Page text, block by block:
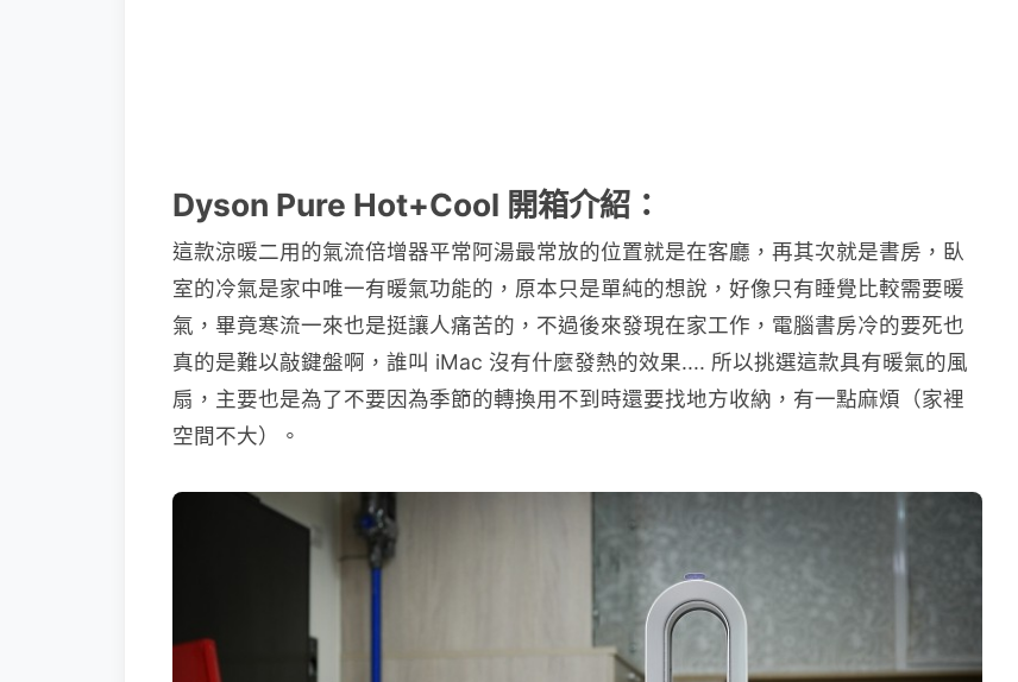
Dyson Pure Hot+Cool 開箱介紹：
這款涼暖二用的氣流倍增器平常阿湯最常放的位置就是在客廳，再其次就是書房，臥
室的冷氣是家中唯一有暖氣功能的，原本只是單純的想說，好像只有睡覺比較需要暖
氣，畢竟寒流一來也是挺讓人痛苦的，不過後來發現在家工作，電腦書房冷的要死也
真的是難以敲鍵盤啊，誰叫 iMac 沒有什麼發熱的效果.... 所以挑選這款具有暖氣的風
扇，主要也是為了不要因為季節的轉換用不到時還要找地方收納，有一點麻煩（家裡
空間不大）。